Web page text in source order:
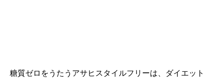
糖質ゼロをうたうアサヒスタイルフリーは、ダイエット